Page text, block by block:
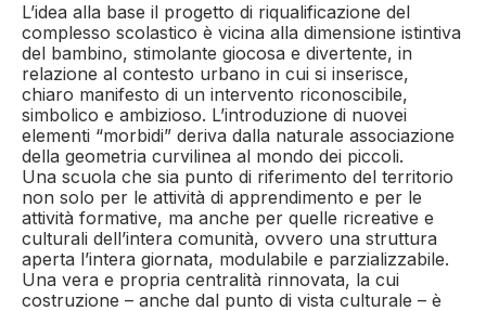
L’idea alla base il progetto di riqualificazione del
complesso scolastico è vicina alla dimensione istintiva
del bambino, stimolante giocosa e divertente, in
relazione al contesto urbano in cui si inserisce,
chiaro manifesto di un intervento riconoscibile,
simbolico e ambizioso. L’introduzione di nuovei
elementi “morbidi” deriva dalla naturale associazione
della geometria curvilinea al mondo dei piccoli.
Una scuola che sia punto di riferimento del territorio
non solo per le attività di apprendimento e per le
attività formative, ma anche per quelle ricreative e
culturali dell’intera comunità, ovvero una struttura
aperta l’intera giornata, modulabile e parzializzabile.
Una vera e propria centralità rinnovata, la cui
costruzione – anche dal punto di vista culturale – è